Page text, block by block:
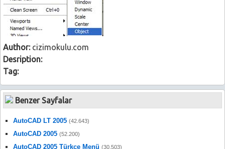
Author:cizimokulu.com
Desription:
Tag:
Benzer Sayfalar
AutoCAD LT 2005 (42.643)
AutoCAD 2005 (52.200)
AutoCAD 2005 Türkçe Menü (30.503)